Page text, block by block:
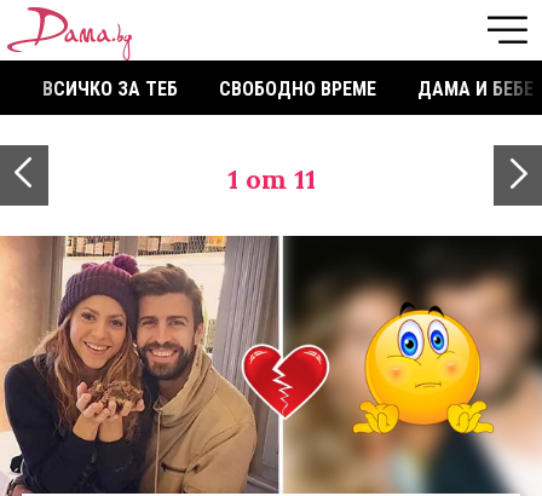
ВСИЧКО ЗА ТЕБ СВОБОДНО ВРЕМЕ ДАМА И БЕБЕ
1 от 11